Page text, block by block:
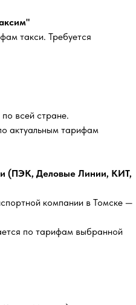
такси. Требуется
всей стране.
актуальным тарифам
(ПЭК, Деловые Линии, КИТ,
компании в Томске —
по тарифам выбранной